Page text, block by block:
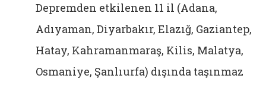
Depremden etkilenen 11 il (Adana,
Adıyaman, Diyarbakır, Elazığ, Gaziantep,
Hatay, Kahramanmaraş, Kilis, Malatya,
Osmaniye, Şanlıurfa) dışında taşınmaz